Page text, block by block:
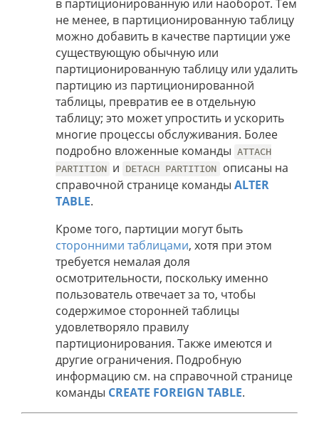
в партиционированную или наоборот. Тем
не менее, в партиционированную таблицу
можно добавить в качестве партиции уже
существующую обычную или
партиционированную таблицу или удалить
партицию из партиционированной
таблицы, превратив ее в отдельную
таблицу; это может упростить и ускорить
многие процессы обслуживания. Более
подробно вложенные команды ATTACH
PARTITION и DETACH PARTITION описаны на
справочной странице команды ALTER
TABLE.
Кроме того, партиции могут быть
сторонними таблицами, хотя при этом
требуется немалая доля
осмотрительности, поскольку именно
пользователь отвечает за то, чтобы
содержимое сторонней таблицы
удовлетворяло правилу
партиционирования. Также имеются и
другие ограничения. Подробную
информацию см. на справочной странице
команды CREATE FOREIGN TABLE.